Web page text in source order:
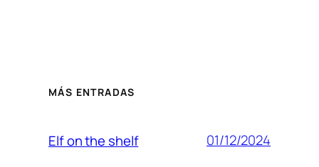
MÁS ENTRADAS
Elf on the shelf 01/12/2024